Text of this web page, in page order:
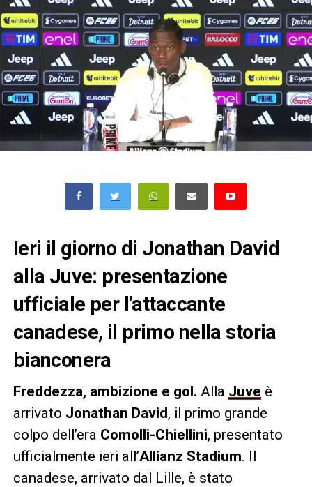
Ieri il giorno di Jonathan David
alla Juve: presentazione
ufficiale per l’attaccante
canadese, il primo nella storia
bianconera
Freddezza, ambizione e gol. Alla Juve è
arrivato Jonathan David, il primo grande
colpo dell’era Comolli-Chiellini, presentato
ufficialmente ieri all’Allianz Stadium. Il
canadese, arrivato dal Lille, è stato